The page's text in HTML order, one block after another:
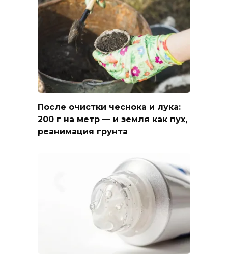
После очистки чеснока и лука:
200 г на метр — и земля как пух,
реанимация грунта